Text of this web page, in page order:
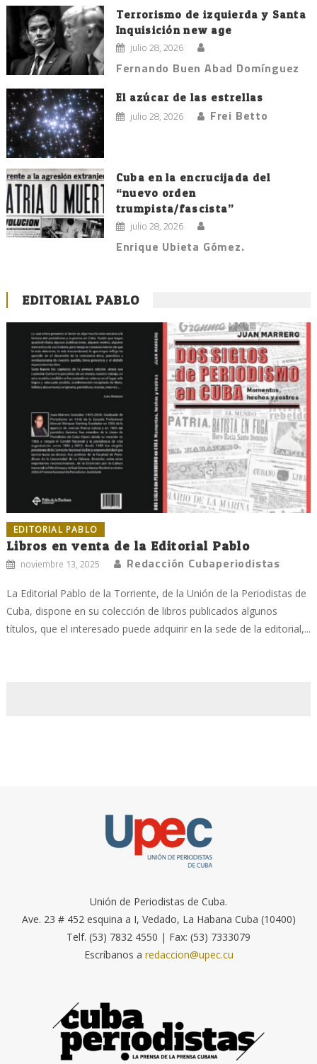
Terrorismo de izquierda y Santa
Inquisición new age
julio 28, 2026
Fernando Buen Abad Domínguez
El azúcar de las estrellas
julio 28, 2026 Frei Betto
Cuba en la encrucijada del
“nuevo orden
trumpista/fascista”
julio 28, 2026
Enrique Ubieta Gómez.
EDITORIAL PABLO
EDITORIAL PABLO
Libros en venta de la Editorial Pablo
noviembre 13, 2025 Redacción Cubaperiodistas
La Editorial Pablo de la Torriente, de la Unión de la Periodistas de
Cuba, dispone en su colección de libros publicados algunos
títulos, que el interesado puede adquirir en la sede de la editorial,...
Unión de Periodistas de Cuba.
Ave. 23 # 452 esquina a I, Vedado, La Habana Cuba (10400)
Telf. (53) 7832 4550 | Fax: (53) 7333079
Escríbanos a redaccion@upec.cu